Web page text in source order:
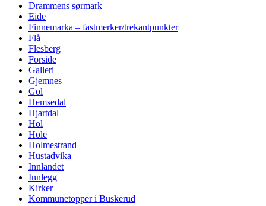
Drammens sørmark
Eide
Finnemarka – fastmerker/trekantpunkter
Flå
Flesberg
Forside
Galleri
Gjemnes
Gol
Hemsedal
Hjartdal
Hol
Hole
Holmestrand
Hustadvika
Innlandet
Innlegg
Kirker
Kommunetopper i Buskerud